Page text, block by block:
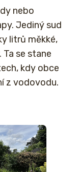
nebo
Jediný sud
litrů měkké,
se stane
kdy obce
z vodovodu.